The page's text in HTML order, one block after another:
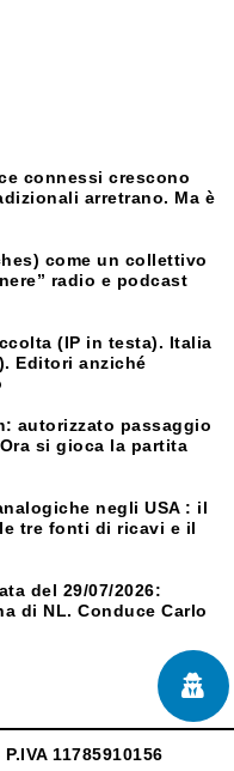
connessi crescono
arretrano. Ma è
come un collettivo
radio e podcast
(IP in testa). Italia
Editori anziché
autorizzato passaggio
si gioca la partita
negli USA : il
tre fonti di ricavi e il
del 29/07/2026:
di NL. Conduce Carlo
11785910156